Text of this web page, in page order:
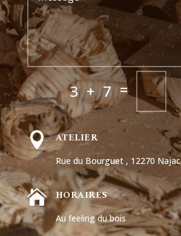
3 + 7=
 ATELIER
Rue du Bourguet , 12270 Najac
 HORAIRES
Au feeling du bois